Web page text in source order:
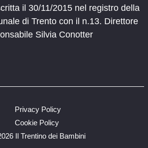
il 30/11/2015 nel registro della
di Trento con il n.13. Direttore
Silvia Conotter
Il Trentino dei Bambini
Privacy Policy
Cookie Policy